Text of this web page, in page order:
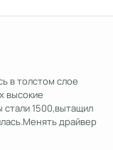
в толстом слое
высокие
1500,вытащил
драйвер